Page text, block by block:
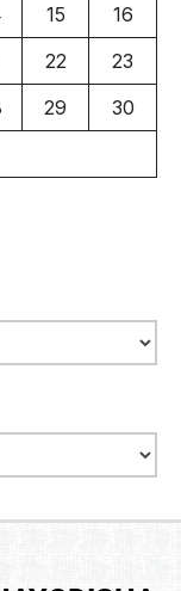
15
16
22
23
29
30